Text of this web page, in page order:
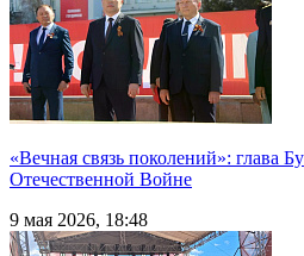
«Вечная связь поколений»: глава
Отечественной Войне
9 мая 2026, 18:48